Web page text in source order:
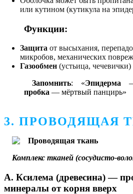
или кутином (кутикула на
Функции:
Защита от высыхания,
микробов, механических
Газообмен (устьица, чечевички)
Запомнить: «Эпидерма —
пробка — мёртвый панцирь»
3. ПРОВОДЯЩАЯ
Комплекс тканей (сосудисто-
А. Ксилема (древесина)—
минералы от корня вверх